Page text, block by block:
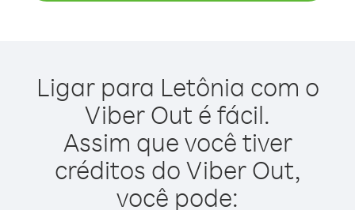
Ligar para Letônia com o
Viber Out é fácil.
Assim que você tiver
créditos do Viber Out,
você pode: